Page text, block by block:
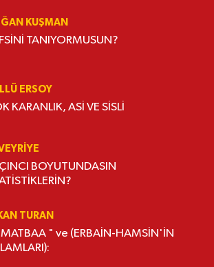
KUŞMAN
TANIYORMUSUN?
ERSOY
KARANLIK, ASİ VE SİSLİ
TURAN
MATBAA " ve (ERBAİN-HAMSİN'İN